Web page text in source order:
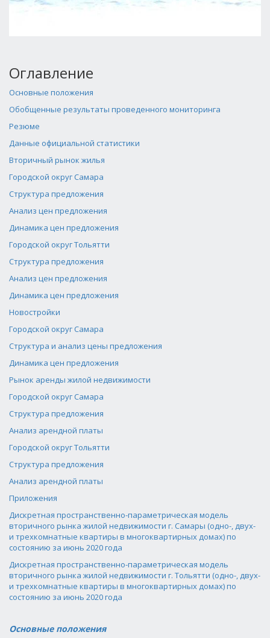
Оглавление
Основные положения
Обобщенные результаты проведенного мониторинга
Резюме
Данные официальной статистики
Вторичный рынок жилья
Городской округ Самара
Структура предложения
Анализ цен предложения
Динамика цен предложения
Городской округ Тольятти
Структура предложения
Анализ цен предложения
Динамика цен предложения
Новостройки
Городской округ Самара
Структура и анализ цены предложения
Динамика цен предложения
Рынок аренды жилой недвижимости
Городской округ Самара
Структура предложения
Анализ арендной платы
Городской округ Тольятти
Структура предложения
Анализ арендной платы
Приложения
Дискретная пространственно-параметрическая модель
вторичного рынка жилой недвижимости г. Самары (одно-, двух-
и трехкомнатные квартиры в многоквартирных домах) по
состоянию за июнь 2020 года
Дискретная пространственно-параметрическая модель
вторичного рынка жилой недвижимости г. Тольятти (одно-, двух-
и трехкомнатные квартиры в многоквартирных домах) по
состоянию за июнь 2020 года
Основные положения